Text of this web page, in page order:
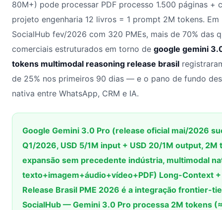
80M+) pode processar PDF processo 1.500 páginas +
projeto engenharia 12 livros = 1 prompt 2M tokens.
SocialHub fev/2026 com 320 PMEs, mais de 70% das
comerciais estruturados em torno de google gemini
tokens multimodal reasoning release brasil
de 25% nos primeiros 90 dias — e o pano de fundo
nativa entre WhatsApp, CRM e IA.
Google Gemini 3.0 Pro (release oficial mai/2026
Q1/2026, USD 5/1M input + USD 20/1M output,
expansão sem precedente indústria, multimodal
texto+imagem+áudio+vídeo+PDF) Long-Context
Release Brasil PME 2026 é a integração frontier-
SocialHub — Gemini 3.0 Pro processa 2M tokens